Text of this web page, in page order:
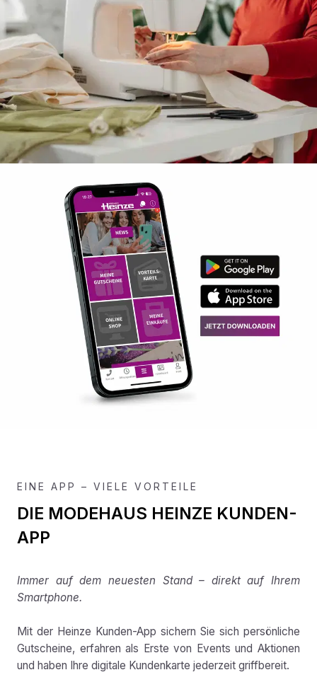
EINE APP – VIELE VORTEILE
DIE MODEHAUS HEINZE KUNDEN-
APP
Immer auf dem neuesten Stand – direkt auf Ihrem
Smartphone.
Mit der Heinze Kunden-App sichern Sie sich persönliche
Gutscheine, erfahren als Erste von Events und Aktionen
und haben Ihre digitale Kundenkarte jederzeit griffbereit.